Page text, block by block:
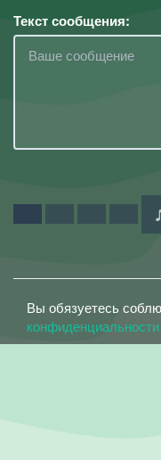
Текст сообщения:
Вы обязуетесь
конфиденциальности